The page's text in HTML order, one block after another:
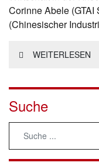
Corinne Abele
(Chinesischer
WEITERLESEN
Suche